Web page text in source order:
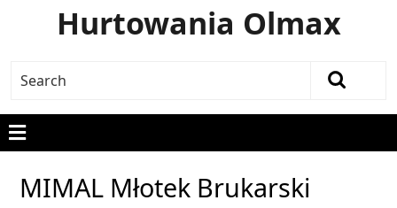
Hurtowania Olmax
MIMAL Młotek Brukarski